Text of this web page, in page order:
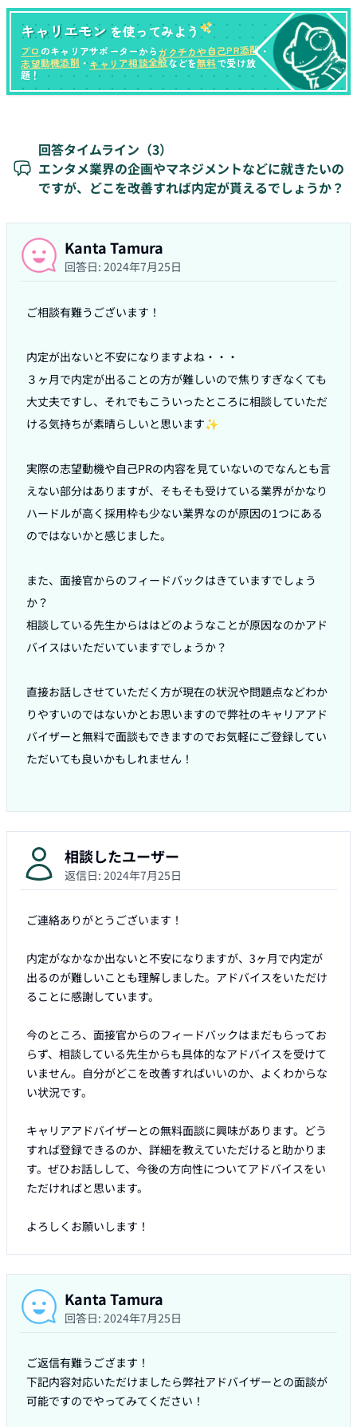
キャリエモン を使ってみよう
プロ のキャリアサポーターからガクチカや自己PR添削・
志望動機添削 ・キャリア相談全般などを無料で受け放
題！
回答タイムライン（3）
エンタメ業界の企画やマネジメントなどに就きたいの
ですが、どこを改善すれば内定が貰えるでしょうか？
Kanta Tamura
回答日: 2024年7月25日
ご相談有難うございます！
内定が出ないと不安になりますよね・・・
３ヶ月で内定が出ることの方が難しいので焦りすぎなくても
大丈夫ですし、それでもこういったところに相談していただ
ける気持ちが素晴らしいと思います✨
実際の志望動機や自己PRの内容を見ていないのでなんとも言
えない部分はありますが、そもそも受けている業界がかなり
ハードルが高く採用枠も少ない業界なのが原因の1つにある
のではないかと感じました。
また、面接官からのフィードバックはきていますでしょう
か？
相談している先生からははどのようなことが原因なのかアド
バイスはいただいていますでしょうか？
直接お話しさせていただく方が現在の状況や問題点などわか
りやすいのではないかとお思いますので弊社のキャリアアド
バイザーと無料で面談もできますのでお気軽にご登録してい
ただいても良いかもしれません！
相談したユーザー
返信日: 2024年7月25日
ご連絡ありがとうございます！
内定がなかなか出ないと不安になりますが、3ヶ月で内定が
出るのが難しいことも理解しました。アドバイスをいただけ
ることに感謝しています。
今のところ、面接官からのフィードバックはまだもらってお
らず、相談している先生からも具体的なアドバイスを受けて
いません。自分がどこを改善すればいいのか、よくわからな
い状況です。
キャリアアドバイザーとの無料面談に興味があります。どう
すれば登録できるのか、詳細を教えていただけると助かりま
す。ぜひお話しして、今後の方向性についてアドバイスをい
ただければと思います。
Kanta Tamura
回答日: 2024年7月25日
ご返信有難うござます！
下記内容対応いただけましたら弊社アドバイザーとの面談が
可能ですのでやってみてください！